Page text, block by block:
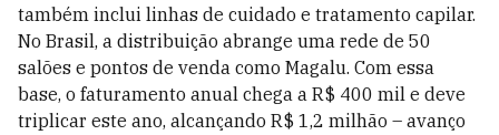
também inclui linhas de cuidado e tratamento capilar.
No Brasil, a distribuição abrange uma rede de 50
salões e pontos de venda como Magalu. Com essa
base, o faturamento anual chega a R$ 400 mil e deve
triplicar este ano, alcançando R$ 1,2 milhão – avanço